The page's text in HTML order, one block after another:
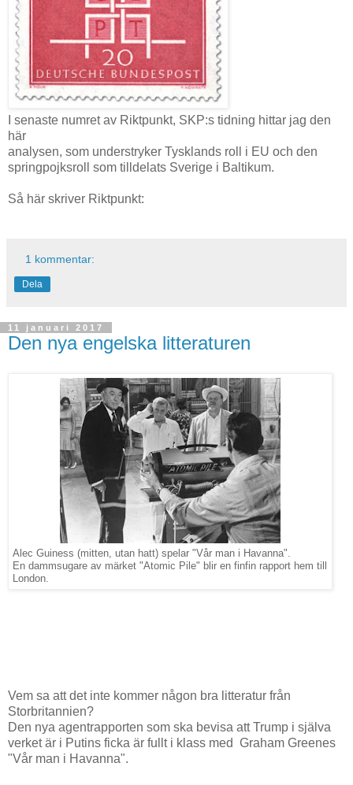
I senaste numret av Riktpunkt, SKP:s tidning hittar jag den
här
analysen, som understryker Tysklands roll i EU och den
springpojksroll som tilldelats Sverige i Baltikum.
Så här skriver Riktpunkt:
1 kommentar:
Dela
11 januari 2017
Den nya engelska litteraturen
Alec Guiness (mitten, utan hatt) spelar "Vår man i Havanna".
En dammsugare av märket "Atomic Pile" blir en finfin rapport hem till
London.
Vem sa att det inte kommer någon bra litteratur från
Storbritannien?
Den nya agentrapporten som ska bevisa att Trump i själva
verket är i Putins ficka är fullt i klass med Graham Greenes
"Vår man i Havanna".